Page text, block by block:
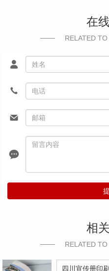
在
RELATED
相
RELATED
四川宣传册印刷